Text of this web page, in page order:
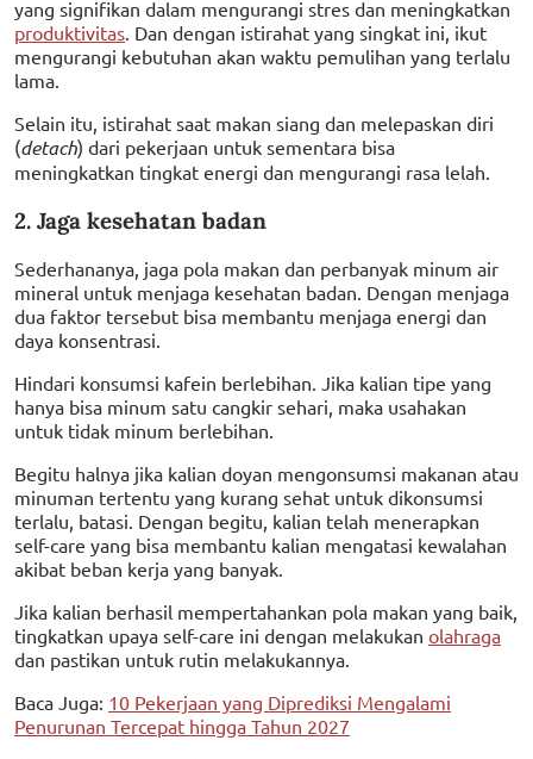
yang signifikan dalam mengurangi stres dan meningkatkan
produktivitas. Dan dengan istirahat yang singkat ini, ikut
mengurangi kebutuhan akan waktu pemulihan yang terlalu
lama.
Selain itu, istirahat saat makan siang dan melepaskan diri
(detach) dari pekerjaan untuk sementara bisa
meningkatkan tingkat energi dan mengurangi rasa lelah.
2. Jaga kesehatan badan
Sederhananya, jaga pola makan dan perbanyak minum air
mineral untuk menjaga kesehatan badan. Dengan menjaga
dua faktor tersebut bisa membantu menjaga energi dan
daya konsentrasi.
Hindari konsumsi kafein berlebihan. Jika kalian tipe yang
hanya bisa minum satu cangkir sehari, maka usahakan
untuk tidak minum berlebihan.
Begitu halnya jika kalian doyan mengonsumsi makanan atau
minuman tertentu yang kurang sehat untuk dikonsumsi
terlalu, batasi. Dengan begitu, kalian telah menerapkan
self-care yang bisa membantu kalian mengatasi kewalahan
akibat beban kerja yang banyak.
Jika kalian berhasil mempertahankan pola makan yang baik,
tingkatkan upaya self-care ini dengan melakukan olahraga
dan pastikan untuk rutin melakukannya.
Baca Juga: 10 Pekerjaan yang Diprediksi Mengalami
Penurunan Tercepat hingga Tahun 2027